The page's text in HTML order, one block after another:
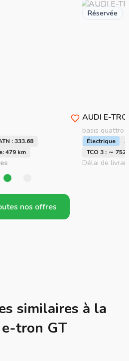
: 333.68
479 km
Réservée
AUDI E-
basis quattro
Électrique
TCO 3 : ～
Délai de
nos offres
similaires à la
tron GT